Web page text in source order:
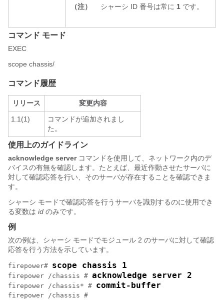
（注）
シャーシ ID 番号は常に 1 です。
コマンド モード
EXEC
scope chassis/
コマンド履歴
リリース
変更内容
1.1(1)
コマンドが追加されまし
た。
使用上のガイドライン
acknowledge server コマンドを使用して、ネットワーク内のデ
バイスの有無を確認します。たとえば、最近作動させたサーバに
対して確認応答を行い、そのサーバが存在することを確認できま
す。
シャーシ モードで確認応答を行うサーバを識別するのに使用でき
る変数は id のみです。
例
次の例は、シャーシ モードでモジュール 2 のサーバに対して確認
応答を行う方法を示しています。
firepower# scope chassis 1
firepower /chassis # acknowledge server 2
firepower /chassis* # commit-buffer
firepower /chassis #